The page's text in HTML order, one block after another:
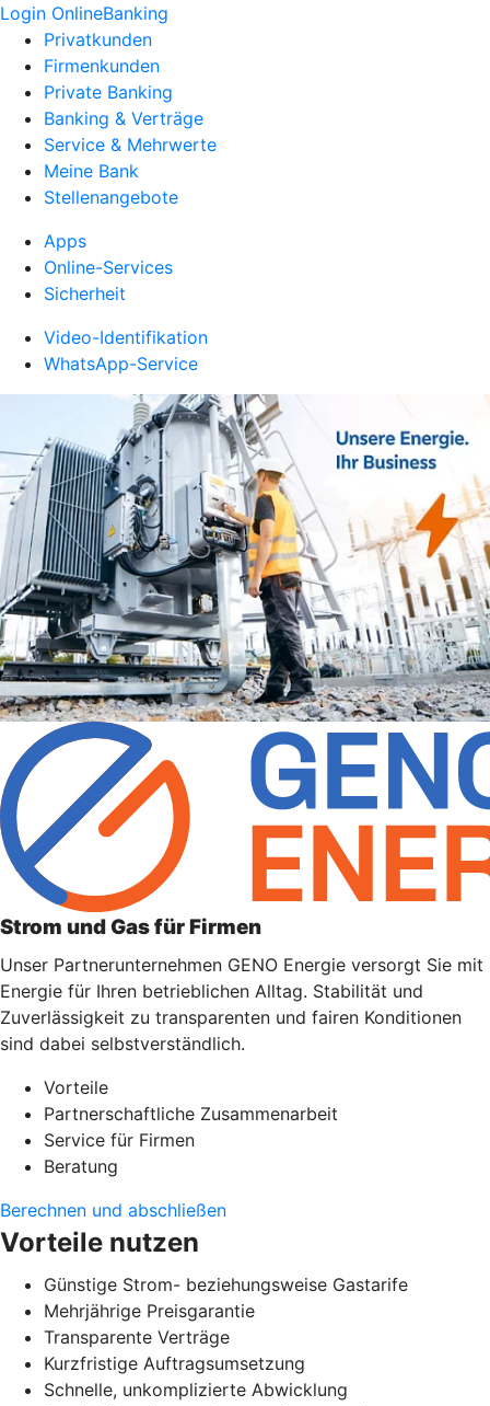
Login OnlineBanking
Privatkunden
Firmenkunden
Private Banking
Banking & Verträge
Service & Mehrwerte
Meine Bank
Stellenangebote
Apps
Online-Services
Sicherheit
Video-Identifikation
WhatsApp-Service
Strom und Gas für Firmen
Unser Partnerunternehmen GENO Energie versorgt Sie mit
Energie für Ihren betrieblichen Alltag. Stabilität und
Zuverlässigkeit zu transparenten und fairen Konditionen
sind dabei selbstverständlich.
Vorteile
Partnerschaftliche Zusammenarbeit
Service für Firmen
Beratung
Berechnen und abschließen
Vorteile nutzen
Günstige Strom- beziehungsweise Gastarife
Mehrjährige Preisgarantie
Transparente Verträge
Kurzfristige Auftragsumsetzung
Schnelle, unkomplizierte Abwicklung